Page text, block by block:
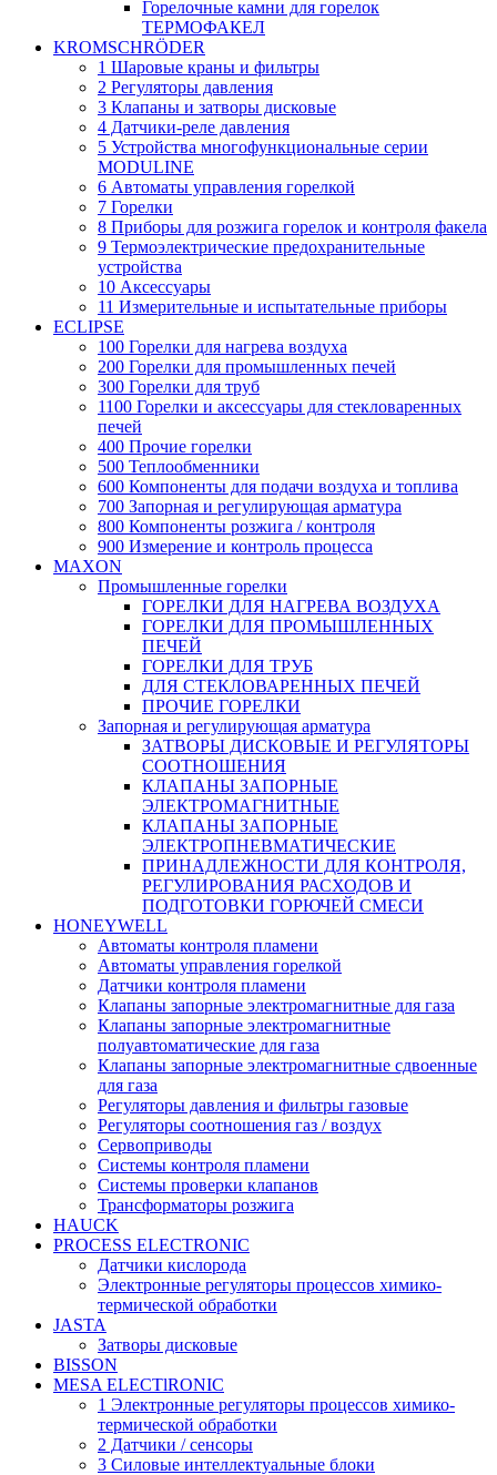
Горелочные камни для горелок
ТЕРМОФАКЕЛ
KROMSCHRÖDER
1 Шаровые краны и фильтры
2 Регуляторы давления
3 Клапаны и затворы дисковые
4 Датчики-реле давления
5 Устройства многофункциональные серии
MODULINE
6 Автоматы управления горелкой
7 Горелки
8 Приборы для розжига горелок и контроля факела
9 Термоэлектрические предохранительные
устройства
10 Аксессуары
11 Измерительные и испытательные приборы
ECLIPSE
100 Горелки для нагрева воздуха
200 Горелки для промышленных печей
300 Горелки для труб
1100 Горелки и аксессуары для стекловаренных
печей
400 Прочие горелки
500 Теплообменники
600 Компоненты для подачи воздуха и топлива
700 Запорная и регулирующая арматура
800 Компоненты розжига / контроля
900 Измерение и контроль процесса
MAXON
Промышленные горелки
ГОРЕЛКИ ДЛЯ НАГРЕВА ВОЗДУХА
ГОРЕЛКИ ДЛЯ ПРОМЫШЛЕННЫХ
ПЕЧЕЙ
ГОРЕЛКИ ДЛЯ ТРУБ
ДЛЯ СТЕКЛОВАРЕННЫХ ПЕЧЕЙ
ПРОЧИЕ ГОРЕЛКИ
Запорная и регулирующая арматура
ЗАТВОРЫ ДИСКОВЫЕ И РЕГУЛЯТОРЫ
СООТНОШЕНИЯ
КЛАПАНЫ ЗАПОРНЫЕ
ЭЛЕКТРОМАГНИТНЫЕ
КЛАПАНЫ ЗАПОРНЫЕ
ЭЛЕКТРОПНЕВМАТИЧЕСКИЕ
ПРИНАДЛЕЖНОСТИ ДЛЯ КОНТРОЛЯ,
РЕГУЛИРОВАНИЯ РАСХОДОВ И
ПОДГОТОВКИ ГОРЮЧЕЙ СМЕСИ
HONEYWELL
Автоматы контроля пламени
Автоматы управления горелкой
Датчики контроля пламени
Клапаны запорные электромагнитные для газа
Клапаны запорные электромагнитные
полуавтоматические для газа
Клапаны запорные электромагнитные сдвоенные
для газа
Регуляторы давления и фильтры газовые
Регуляторы соотношения газ / воздух
Сервоприводы
Системы контроля пламени
Системы проверки клапанов
Трансформаторы розжига
HAUCK
PROCESS ELECTRONIC
Датчики кислорода
Электронные регуляторы процессов химико-
термической обработки
JASTA
Затворы дисковые
BISSON
MESA ELECTlRONIC
1 Электронные регуляторы процессов химико-
термической обработки
2 Датчики / сенсоры
3 Силовые интеллектуальные блоки